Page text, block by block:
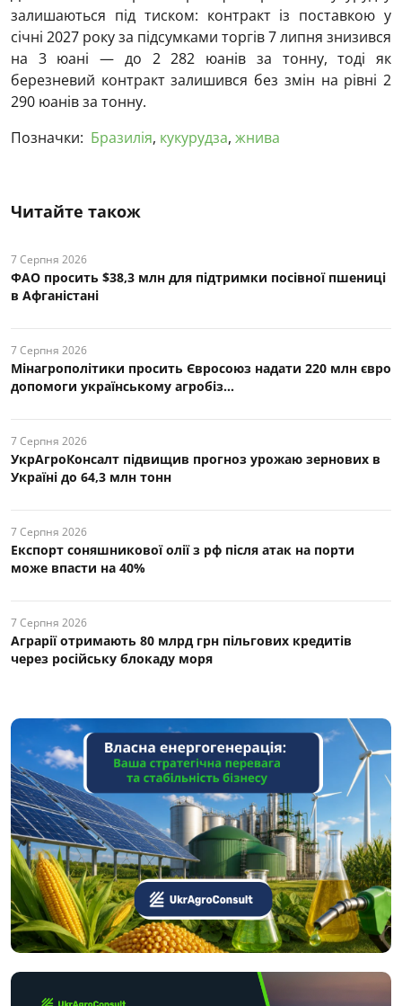
залишаються під тиском: контракт із поставкою у
січні 2027 року за підсумками торгів 7 липня знизився
на 3 юані — до 2 282 юанів за тонну, тоді як
березневий контракт залишився без змін на рівні 2
290 юанів за тонну.
Позначки: Бразилія, кукурудза, жнива
Читайте також
7 Серпня 2026
ФАО просить $38,3 млн для підтримки посівної пшениці
в Афганістані
7 Серпня 2026
Мінагрополітики просить Євросоюз надати 220 млн євро
допомоги українському агробіз...
7 Серпня 2026
УкрАгроКонсалт підвищив прогноз урожаю зернових в
Україні до 64,3 млн тонн
7 Серпня 2026
Експорт соняшникової олії з рф після атак на порти
може впасти на 40%
7 Серпня 2026
Аграрії отримають 80 млрд грн пільгових кредитів
через російську блокаду моря